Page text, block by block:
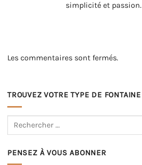
simplicité et passion.
Les commentaires sont fermés.
TROUVEZ VOTRE TYPE DE FONTAINE
PENSEZ À VOUS ABONNER